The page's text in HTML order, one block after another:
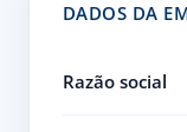
DADOS DA
Razão social